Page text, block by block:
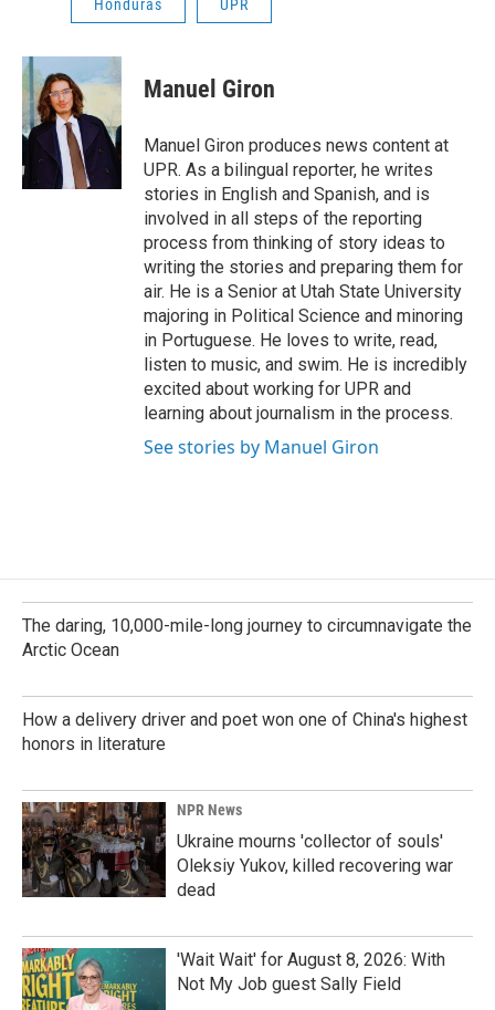
Honduras UPR
Manuel Giron
Manuel Giron produces news content at
UPR. As a bilingual reporter, he writes
stories in English and Spanish, and is
involved in all steps of the reporting
process from thinking of story ideas to
writing the stories and preparing them for
air. He is a Senior at Utah State University
majoring in Political Science and minoring
in Portuguese. He loves to write, read,
listen to music, and swim. He is incredibly
excited about working for UPR and
learning about journalism in the process.
See stories by Manuel Giron
The daring, 10,000-mile-long journey to circumnavigate the
Arctic Ocean
How a delivery driver and poet won one of China's highest
honors in literature
NPR News
Ukraine mourns 'collector of souls'
Oleksiy Yukov, killed recovering war
dead
'Wait Wait' for August 8, 2026: With
Not My Job guest Sally Field